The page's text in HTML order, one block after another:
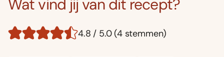
Wat vind jij van dit recept?
4.8 / 5.0 (4 stemmen)